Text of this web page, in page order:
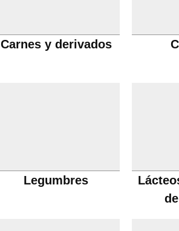
Carnes y derivados
Legumbres